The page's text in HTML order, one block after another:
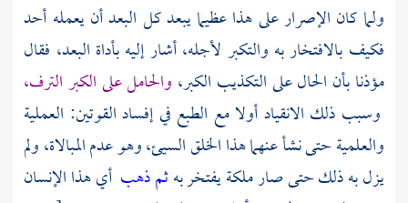
ولما كان الإصرار على هذا عظيما يبعد كل البعد أن يعمله أحد
فكيف بالافتخار به والتكبر لأجله، أشار إليه بأداة البعد، فقال
مؤذنا بأن الحال على التكذيب الكبر، والحامل على الكبر الترف،
وسبب ذلك الانقياد أولا مع الطبع في إفساد القوتين: العملية
والعلمية حتى نشأ عنهما هذا الخلق السيئ، وهو عدم المبالاة، ولم
يزل به ذلك حتى صار ملكة يفتخر بهثم ذهب أي هذا الإنسان